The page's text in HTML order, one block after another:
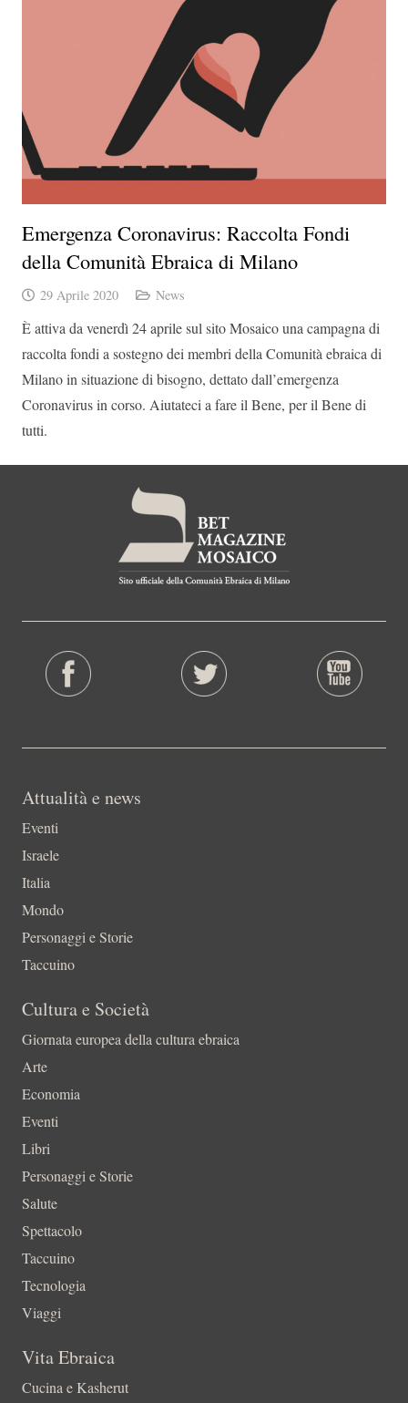
Emergenza Coronavirus: Raccolta Fondi
della Comunità Ebraica di Milano
29 Aprile 2020 News
È attiva da venerdì 24 aprile sul sito Mosaico una campagna di
raccolta fondi a sostegno dei membri della Comunità ebraica di
Milano in situazione di bisogno, dettato dall’emergenza
Coronavirus in corso. Aiutateci a fare il Bene, per il Bene di
tutti.
Attualità e news
Eventi
Israele
Italia
Mondo
Personaggi e Storie
Taccuino
Cultura e Società
Giornata europea della cultura ebraica
Arte
Economia
Eventi
Libri
Personaggi e Storie
Salute
Spettacolo
Taccuino
Tecnologia
Viaggi
Vita Ebraica
Cucina e Kasherut